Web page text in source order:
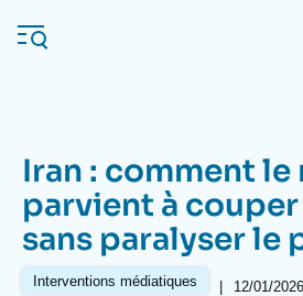
au
contenu
Navigation
principale
L'Ifri
Iran : comment le
parvient à
sans paralyser le
Interventions médiatiques | 12/01/2026